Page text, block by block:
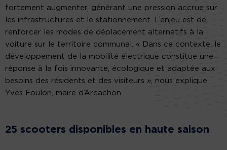
fortement augmenter, générant une pression accrue sur
les infrastructures et le stationnement. L’enjeu est de
renforcer les modes de déplacement alternatifs à la
voiture sur le territoire communal. « Dans ce contexte, le
développement de la mobilité électrique constitue une
réponse à la fois innovante, écologique et adaptée aux
besoins des résidents et des visiteurs », nous explique
Yves Foulon, maire d’Arcachon.
25 scooters disponibles en haute saison